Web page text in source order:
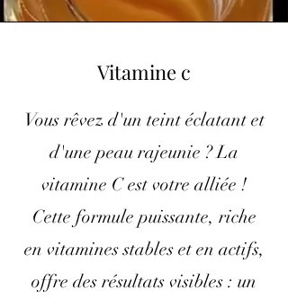
Vitamine c
Vous rêvez d'un teint éclatant et
d'une peau rajeunie ? La
vitamine C est votre alliée !
Cette formule puissante, riche
en vitamines stables et en actifs,
offre des résultats visibles : un